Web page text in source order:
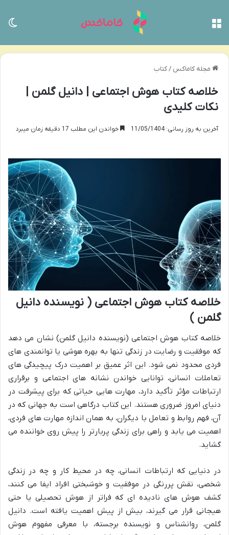
مجله کاماکس /کتاب
خلاصه کتاب هوش اجتماعی | دانیل گلمن |
نکات کلیدی
آخرین به روز رسانی: 11/05/1404 خواندن این مطلب 17 دقیقه زمان میبرد
خلاصه کتاب هوش اجتماعی ( نویسنده دانیل
گلمن )
خلاصه کتاب هوش اجتماعی (نویسنده دانیل گلمن) نشان می دهد
که موفقیت و رضایت در زندگی تنها به بهره هوشی یا توانمندی های
فردی محدود نمی شود. این اثر عمیق بر اهمیت درک پیچیدگی های
تعاملات انسانی، توانایی خواندن نشانه های اجتماعی و برقراری
ارتباطات مؤثر تأکید دارد، مهارت هایی حیاتی که برای پیشرفت در
دنیای امروز ضروری هستند. این کتاب درگاهی است به جهانی که در
آن، فهم روابط و تعامل با دیگران، به همان اندازه مهارت های فردی،
اهمیت می یابد و راهی برای زندگی پربارتر را پیش روی خواننده می
گشاید.
در دنیایی که ارتباطات انسانی، چه در محیط کار و چه در زندگی
شخصی، نقش پررنگی در موفقیت و خوشبختی افراد ایفا می کنند،
کشف هوش های نادیده ای که فراتر از هوش تحصیلی یا حتی
هیجانی قرار می گیرند، بیش از پیش اهمیت یافته است. دانیل
گلمن، روانشناس و نویسنده برجسته، با معرفی مفهوم هوش